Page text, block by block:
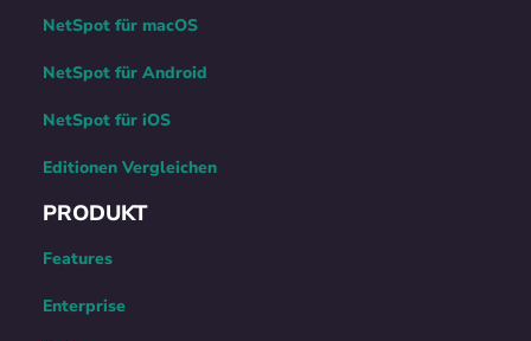
NetSpot für macOS
NetSpot für Android
NetSpot für iOS
Editionen Vergleichen
PRODUKT
Features
Enterprise